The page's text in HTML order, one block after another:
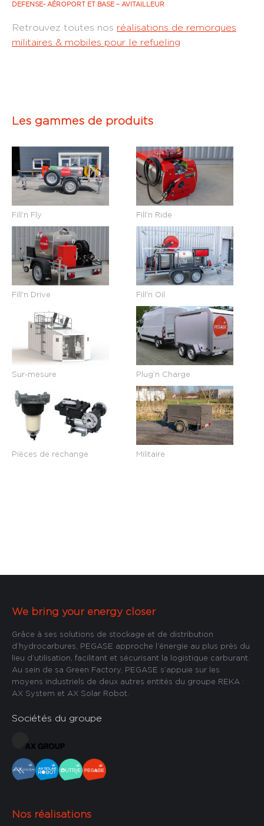
DEFENSE- AÉROPORT ET BASE – AVITAILLEUR
Retrouvez toutes nos réalisations de remorques
militaires & mobiles pour le refueling
Les gammes de produits
Fill'n Fly
Fill'n Drive
Sur-mesure
Pièces de rechange
Fill'n Ride
Fill'n Oil
Plug’n Charge
Militaire
We bring your energy closer
Grâce à ses solutions de stockage et de distribution
d’hydrocarbures, PEGASE approche l’énergie au plus près du
lieu d’utilisation, facilitant et sécurisant la logistique carburant.
Au sein de sa Green Factory, PEGASE s’appuie sur les
moyens industriels de deux autres entités du groupe REKA :
AX System et AX Solar Robot.
Sociétés du groupe
Nos réalisations